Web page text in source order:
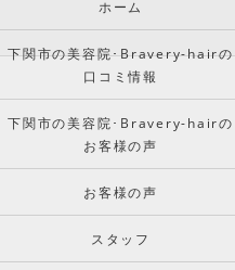
ホーム
下関市の美容院･Bravery-hairの
口コミ情報
下関市の美容院･Bravery-hairの
お客様の声
お客様の声
スタッフ